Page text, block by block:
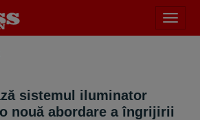
meniu
sistemul iluminator
nouă abordare a îngrijirii